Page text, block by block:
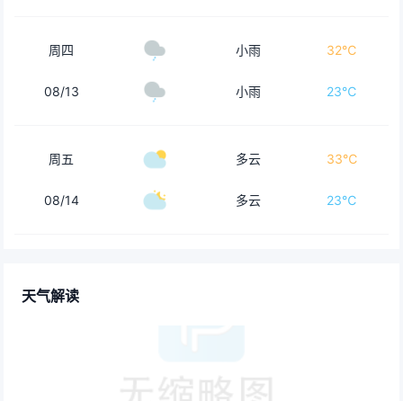
周四 小雨 32℃
08/13 小雨 23℃
周五 多云 33℃
08/14 多云 23℃
天气解读